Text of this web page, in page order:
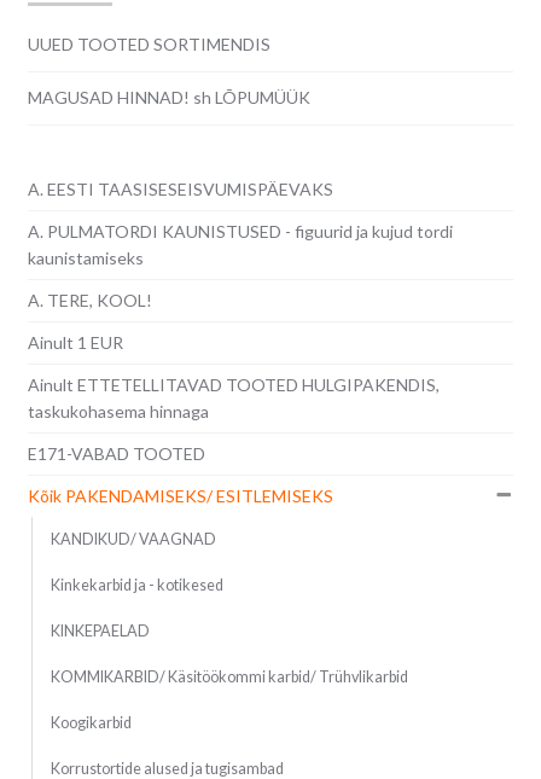
UUED TOOTED SORTIMENDIS
MAGUSAD HINNAD! sh LÕPUMÜÜK
A. EESTI TAASISESEISVUMISPÄEVAKS
A. PULMATORDI KAUNISTUSED - figuurid ja kujud tordi
kaunistamiseks
A. TERE, KOOL!
Ainult 1 EUR
Ainult ETTETELLITAVAD TOOTED HULGIPAKENDIS,
taskukohasema hinnaga
E171-VABAD TOOTED
Kõik PAKENDAMISEKS/ ESITLEMISEKS
KANDIKUD/ VAAGNAD
Kinkekarbid ja - kotikesed
KINKEPAELAD
KOMMIKARBID/ Käsitöökommi karbid/ Trühvlikarbid
Koogikarbid
Korrustortide alused ja tugisambad